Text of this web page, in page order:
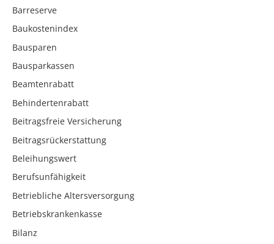
Barreserve
Baukostenindex
Bausparen
Bausparkassen
Beamtenrabatt
Behindertenrabatt
Beitragsfreie Versicherung
Beitragsrückerstattung
Beleihungswert
Berufsunfähigkeit
Betriebliche Altersversorgung
Betriebskrankenkasse
Bilanz